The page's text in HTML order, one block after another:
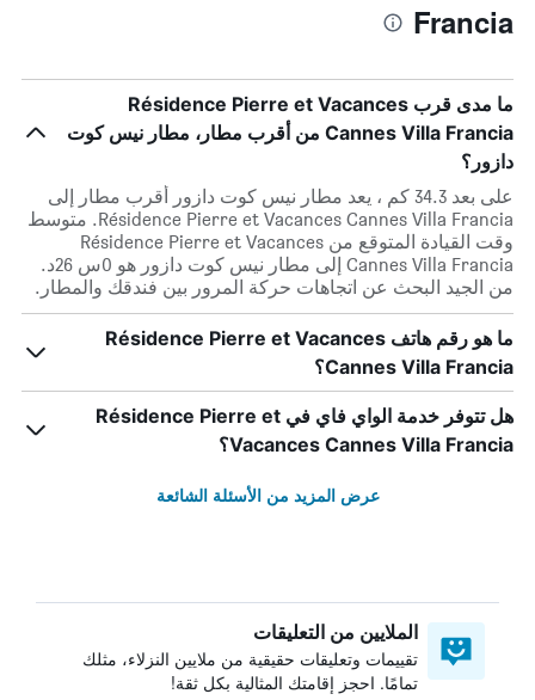
Francia
ما مدى قرب Résidence Pierre et Vacances
Cannes Villa Francia من أقرب مطار، مطار نيس كوت
دازور؟
على بعد 34.3 كم ، يعد مطار نيس كوت دازور أقرب مطار إلى
Résidence Pierre et Vacances Cannes Villa Francia. متوسط
وقت القيادة المتوقع من Résidence Pierre et Vacances
Cannes Villa Francia إلى مطار نيس كوت دازور هو 0س 26د.
من الجيد البحث عن اتجاهات حركة المرور بين فندقك والمطار.
ما هو رقم هاتف Résidence Pierre et Vacances
Cannes Villa Francia؟
هل تتوفر خدمة الواي فاي في Résidence Pierre et
Vacances Cannes Villa Francia؟
عرض المزيد من الأسئلة الشائعة
الملايين من التعليقات
تقييمات وتعليقات حقيقية من ملايين النزلاء، مثلك
تمامًا. احجز إقامتك المثالية بكل ثقة!